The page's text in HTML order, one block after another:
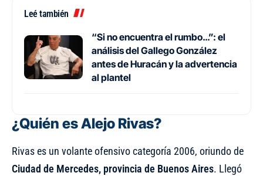
Leé también
“Si no encuentra el rumbo…”: el
análisis del Gallego González
antes de Huracán y la advertencia
al plantel
¿Quién es Alejo Rivas?
Rivas es un volante ofensivo categoría 2006, oriundo de
Ciudad de Mercedes, provincia de Buenos Aires. Llegó